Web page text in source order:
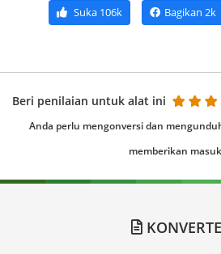
Suka106k Bagikan 2k
Beri penilaian untuk alat ini
Anda perlu mengonversi dan
memberikan